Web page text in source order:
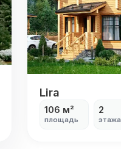
Lira
Lira
106 м²
площадь
2
этажа